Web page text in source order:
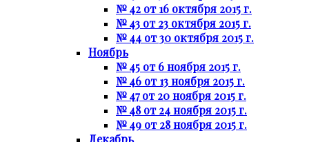
№ 42 от 16 октября 2015 г.
№ 43 от 23 октября 2015 г.
№ 44 от 30 октября 2015 г.
Ноябрь
№ 45 от 6 ноября 2015 г.
№ 46 от 13 ноября 2015 г.
№ 47 от 20 ноября 2015 г.
№ 48 от 24 ноября 2015 г.
№ 49 от 28 ноября 2015 г.
Декабрь